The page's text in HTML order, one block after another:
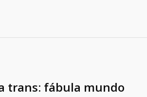
trans: fábula mundo